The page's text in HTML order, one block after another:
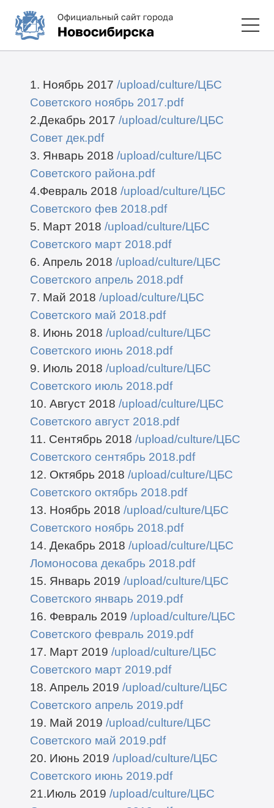
1. Ноябрь 2017 /upload/culture/ЦБС
Советского ноябрь 2017.pdf
2.Декабрь 2017 /upload/culture/ЦБС
Совет дек.pdf
3. Январь 2018 /upload/culture/ЦБС
Советского района.pdf
4.Февраль 2018 /upload/culture/ЦБС
Советского фев 2018.pdf
5. Март 2018 /upload/culture/ЦБС
Советского март 2018.pdf
6. Апрель 2018 /upload/culture/ЦБС
Советского апрель 2018.pdf
7. Май 2018 /upload/culture/ЦБС
Советского май 2018.pdf
8. Июнь 2018 /upload/culture/ЦБС
Советского июнь 2018.pdf
9. Июль 2018 /upload/culture/ЦБС
Советского июль 2018.pdf
10. Август 2018 /upload/culture/ЦБС
Советского август 2018.pdf
11. Сентябрь 2018 /upload/culture/ЦБС
Советского сентябрь 2018.pdf
12. Октябрь 2018 /upload/culture/ЦБС
Советского октябрь 2018.pdf
13. Ноябрь 2018 /upload/culture/ЦБС
Советского ноябрь 2018.pdf
14. Декабрь 2018 /upload/culture/ЦБС
Ломоносова декабрь 2018.pdf
15. Январь 2019 /upload/culture/ЦБС
Советского январь 2019.pdf
16. Февраль 2019 /upload/culture/ЦБС
Советского февраль 2019.pdf
17. Март 2019 /upload/culture/ЦБС
Советского март 2019.pdf
18. Апрель 2019 /upload/culture/ЦБС
Советского апрель 2019.pdf
19. Май 2019 /upload/culture/ЦБС
Советского май 2019.pdf
20. Июнь 2019 /upload/culture/ЦБС
Советского июнь 2019.pdf
21.Июль 2019 /upload/culture/ЦБС